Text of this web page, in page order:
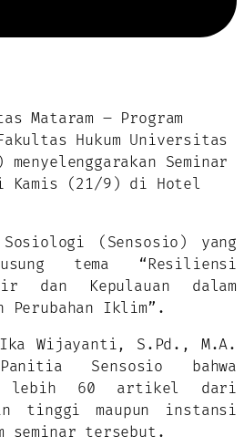
Mataram – Program
Hukum Universitas
menyelenggarakan Seminar
Kamis (21/9) di Hotel
(Sensosio) yang
tema “Resiliensi
dan Kepulauan dalam
Perubahan Iklim”.
Ika Wijayanti, S.Pd., M.A.
Sensosio bahwa
lebih 60 artikel dari
tinggi maupun instansi
seminar tersebut.